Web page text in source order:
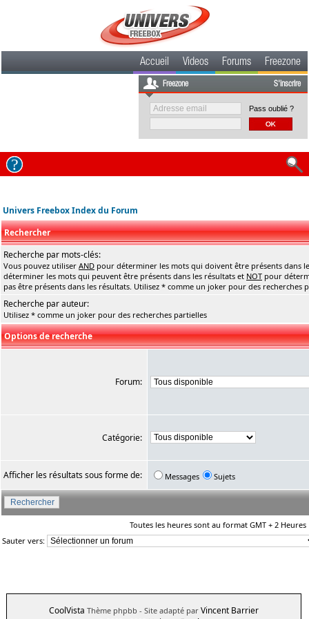
Accueil Videos Forums Freezone
Freezone S'inscrire
Pass oublié ?
Univers Freebox Index du Forum
Rechercher
Recherche par mots-clés:
Vous pouvez utiliser AND pour déterminer les mots qui doivent être présents dans
déterminer les mots qui peuvent être présents dans les résultats et NOT pour
pas être présents dans les résultats. Utilisez * comme un joker pour des recherches
Recherche par auteur:
Utilisez * comme un joker pour des recherches partielles
Options de recherche
Forum:
Catégorie:
Afficher les résultats sous forme de: Messages Sujets
Toutes les heures sont au format GMT + 2 Heures
Sauter vers:
CoolVista Thème phpbb - Site adapté par Vincent Barrier